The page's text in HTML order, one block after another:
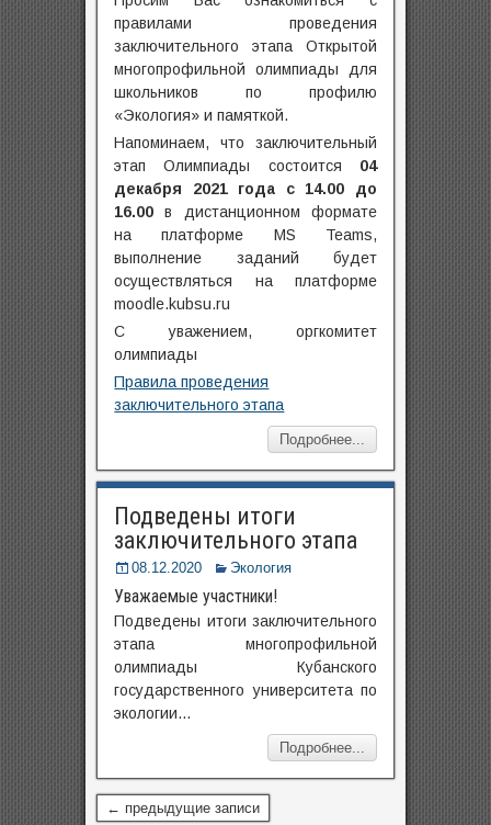
правилами проведения
заключительного этапа Открытой
многопрофильной олимпиады для
школьников по профилю
«Экология» и памяткой.
Напоминаем, что заключительный
этап Олимпиады состоится 04
декабря 2021 года с 14.00 до
16.00 в дистанционном формате
на платформе MS Teams,
выполнение заданий будет
осуществляться на платформе
moodle.kubsu.ru
С уважением, оргкомитет
олимпиады
Правила проведения
заключительного этапа
Подробнее...
Подведены итоги
заключительного этапа
08.12.2020 Экология
Уважаемые участники!
Подведены итоги заключительного
этапа многопрофильной
олимпиады Кубанского
государственного университета по
экологии…
Подробнее...
← предыдущие записи